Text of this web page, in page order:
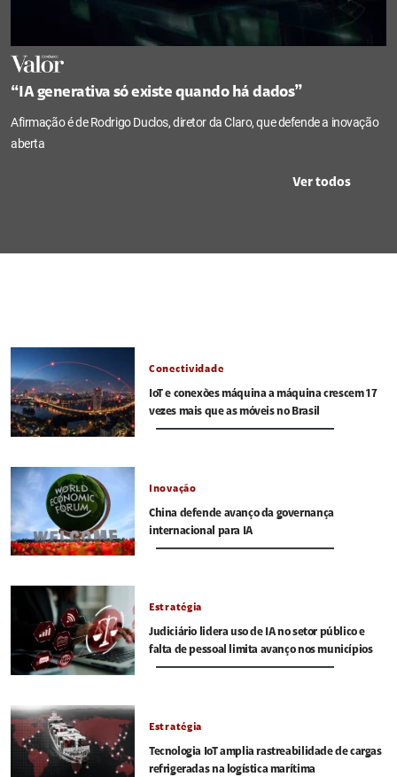
“IA generativa só existe quando há dados”
Afirmação é de Rodrigo Duclos, diretor da Claro, que defende a inovação
aberta
Ver todos
Conectividade
IoT e conexões máquina a máquina crescem 17
vezes mais que as móveis no Brasil
Inovação
China defende avanço da governança
internacional para IA
Estratégia
Judiciário lidera uso de IA no setor público e
falta de pessoal limita avanço nos municípios
Estratégia
Tecnologia IoT amplia rastreabilidade de cargas
refrigeradas na logística marítima